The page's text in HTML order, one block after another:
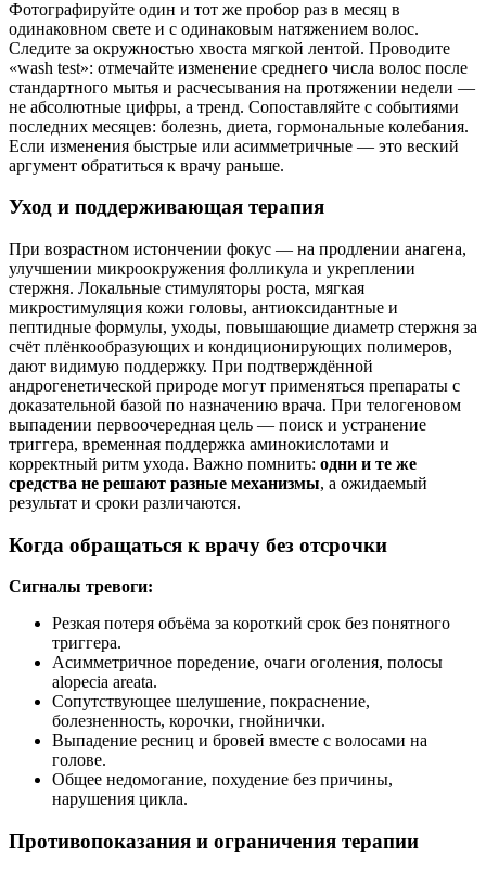
Фотографируйте один и тот же пробор раз в месяц в
одинаковном свете и с одинаковым натяжением волос.
Следите за окружностью хвоста мягкой лентой. Проводите
«wash test»: отмечайте изменение среднего числа волос после
стандартного мытья и расчесывания на протяжении недели —
не абсолютные цифры, а тренд. Сопоставляйте с событиями
последних месяцев: болезнь, диета, гормональные колебания.
Если изменения быстрые или асимметричные — это веский
аргумент обратиться к врачу раньше.
Уход и поддерживающая терапия
При возрастном истончении фокус — на продлении анагена,
улучшении микроокружения фолликула и укреплении
стержня. Локальные стимуляторы роста, мягкая
микростимуляция кожи головы, антиоксидантные и
пептидные формулы, уходы, повышающие диаметр стержня за
счёт плёнкообразующих и кондиционирующих полимеров,
дают видимую поддержку. При подтверждённой
андрогенетической природе могут применяться препараты с
доказательной базой по назначению врача. При телогеновом
выпадении первоочередная цель — поиск и устранение
триггера, временная поддержка аминокислотами и
корректный ритм ухода. Важно помнить: одни и те же
средства не решают разные механизмы, а ожидаемый
результат и сроки различаются.
Когда обращаться к врачу без отсрочки
Сигналы тревоги:
Резкая потеря объёма за короткий срок без понятного
триггера.
Асимметричное поредение, очаги оголения, полосы
alopecia areata.
Сопутствующее шелушение, покраснение,
болезненность, корочки, гнойнички.
Выпадение ресниц и бровей вместе с волосами на
голове.
Общее недомогание, похудение без причины,
нарушения цикла.
Противопоказания и ограничения терапии